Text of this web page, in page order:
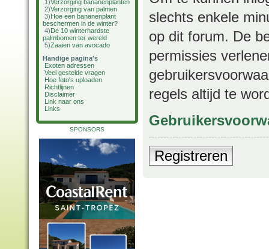
1)Verzorging bananenplanten
2)Verzorging van palmen
3)Hoe een bananenplant
beschermen in de winter?
4)De 10 winterhardste
palmbomen ter wereld
5)Zaaien van avocado
Handige pagina's
Exoten adressen
Veel gestelde vragen
Hoe foto's uploaden
Richtlijnen
Disclaimer
Link naar ons
Links
SPONSORS
slechts enkele
op dit forum. De
permissies
regels altijd te
Registreren